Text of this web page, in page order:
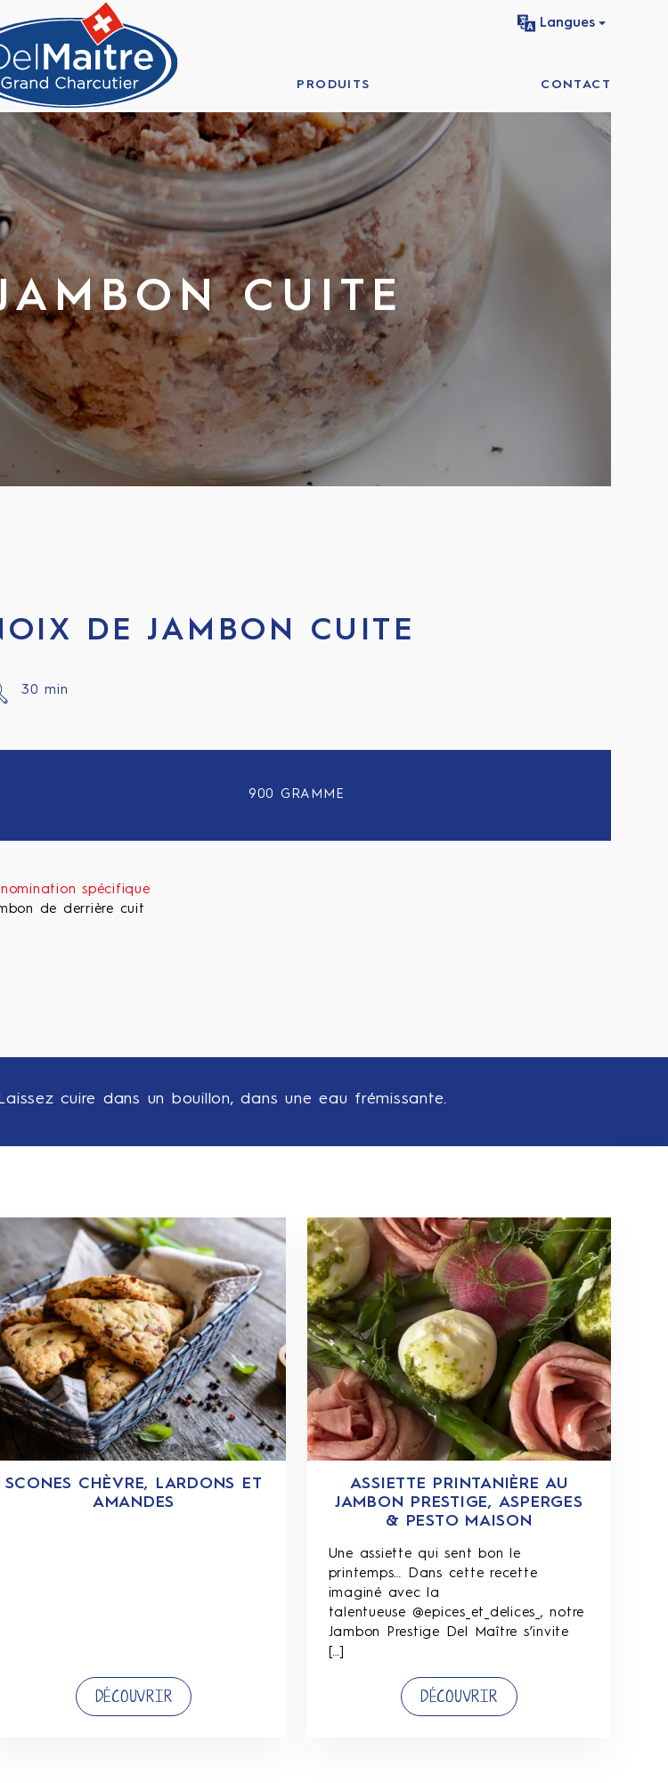
Langues
PRODUITS CONTACT
CUITE
DE JAMBON CUITE
30 min
900 GRAMME
spécifique
de derrière cuit
Laissez cuire dans un bouillon, dans une eau frémissante.
SCONES CHÈVRE, LARDONS ET
AMANDES
DÉCOUVRIR
ASSIETTE PRINTANIÈRE AU
JAMBON PRESTIGE, ASPERGES
& PESTO MAISON
Une assiette qui sent bon le
printemps… Dans cette recette
imaginé avec la
talentueuse @epices_et_delices_, notre
Jambon Prestige Del Maître s’invite
[…]
DÉCOUVRIR